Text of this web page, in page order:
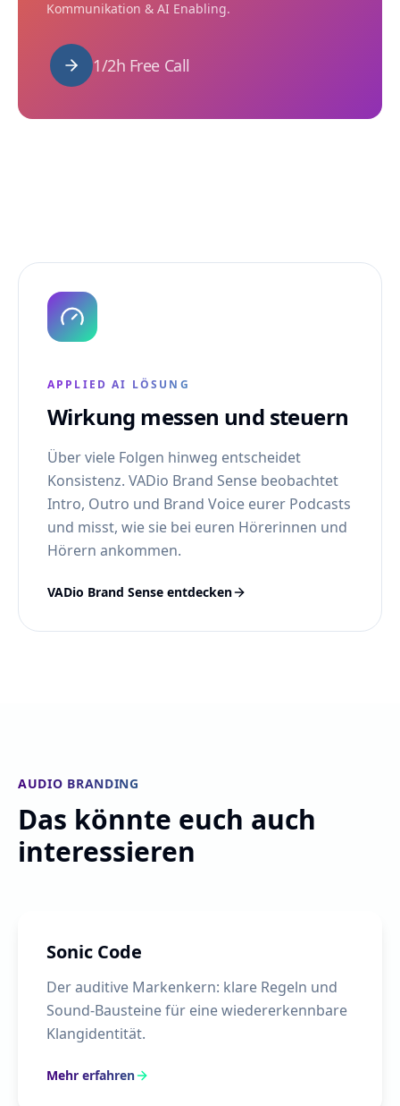
Kommunikation & AI Enabling.
1/2h Free Call
APPLIED AI LÖSUNG
Wirkung messen und steuern
Über viele Folgen hinweg entscheidet
Konsistenz. VADio Brand Sense beobachtet
Intro, Outro und Brand Voice eurer Podcasts
und misst, wie sie bei euren Hörerinnen und
Hörern ankommen.
VADio Brand Sense entdecken
AUDIO BRANDING
Das könnte euch auch
interessieren
Sonic Code
Der auditive Markenkern: klare Regeln und
Sound-Bausteine für eine wiedererkennbare
Klangidentität.
Mehr erfahren